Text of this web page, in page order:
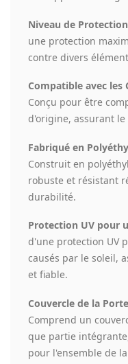
Niveau de
une protection
contre divers
Compatible avec
Conçu pour être
d'origine, assurant
Fabriqué en
Construit en
robuste et résistant
durabilité.
Protection UV pour
d'une protection UV
causés par le soleil,
et fiable.
Couvercle de la
Comprend un
que partie
pour l'ensemble de